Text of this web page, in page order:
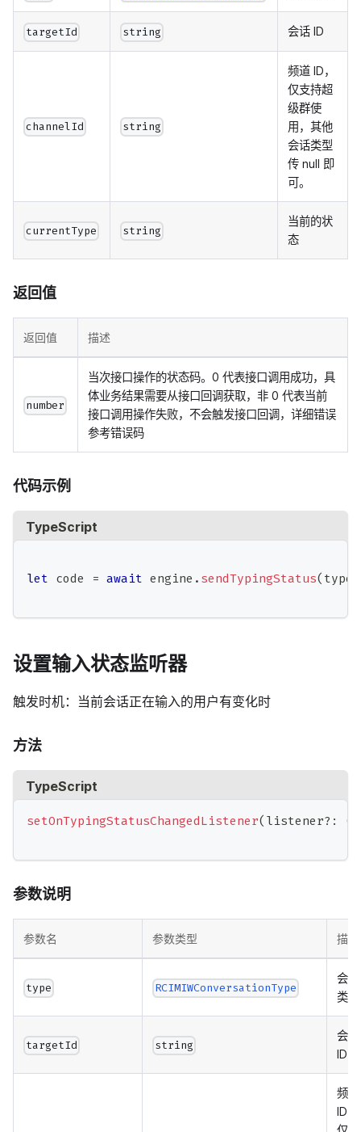
targetId string 会话 ID
channelId string
频道 ID，
仅支持超
级群使
用，其他
会话类型
传 null 即
可。
currentType string
当前的状
态
返回值
返回值 描述
number
当次接口操作的状态码。0 代表接口调用成功，具
体业务结果需要从接口回调获取，非 0 代表当前
接口调用操作失败，不会触发接口回调，详细错误
参考错误码
代码示例
TypeScript
let code = await engine . sendTypingStatus( type
设置输入状态监听器
触发时机：当前会话正在输入的用户有变化时
方法
TypeScript
setOnTypingStatusChangedListener( listener? : (
参数说明
参数名 参数类型 描述
type RCIMIWConversationType
会话
类型
targetId string
会话
ID
频道
ID，